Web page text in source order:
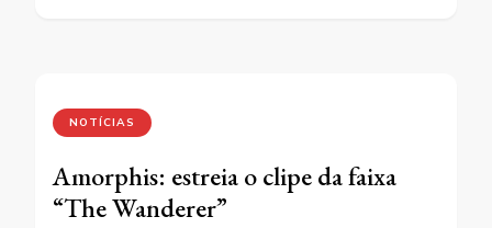
NOTÍCIAS
Amorphis: estreia o clipe da faixa
“The Wanderer”